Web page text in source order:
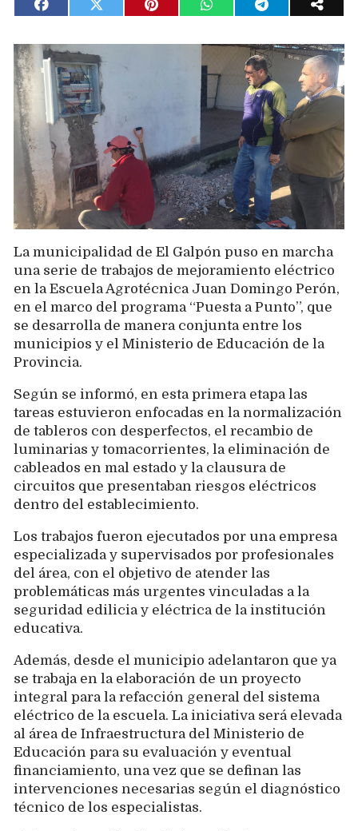
La municipalidad de El Galpón puso en marcha
una serie de trabajos de mejoramiento eléctrico
en la Escuela Agrotécnica Juan Domingo Perón,
en el marco del programa “Puesta a Punto”, que
se desarrolla de manera conjunta entre los
municipios y el Ministerio de Educación de la
Provincia.
Según se informó, en esta primera etapa las
tareas estuvieron enfocadas en la normalización
de tableros con desperfectos, el recambio de
luminarias y tomacorrientes, la eliminación de
cableados en mal estado y la clausura de
circuitos que presentaban riesgos eléctricos
dentro del establecimiento.
Los trabajos fueron ejecutados por una empresa
especializada y supervisados por profesionales
del área, con el objetivo de atender las
problemáticas más urgentes vinculadas a la
seguridad edilicia y eléctrica de la institución
educativa.
Además, desde el municipio adelantaron que ya
se trabaja en la elaboración de un proyecto
integral para la refacción general del sistema
eléctrico de la escuela. La iniciativa será elevada
al área de Infraestructura del Ministerio de
Educación para su evaluación y eventual
financiamiento, una vez que se definan las
intervenciones necesarias según el diagnóstico
técnico de los especialistas.